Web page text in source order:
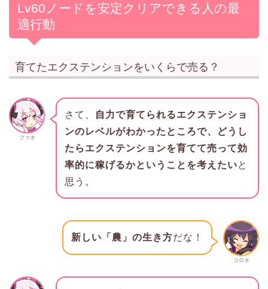
Lv60ノードを安定クリアできる人の最
適行動
育てたエクステンションをいくらで売る？
ファオ
さて、
自力で育てられるエクステンショ
ンのレベルがわかったところで、どうし
たらエクステンションを育てて売って効
率的に稼げるかということを考えたいと
思う。
コロネ
新しい「農」の生き方だな！